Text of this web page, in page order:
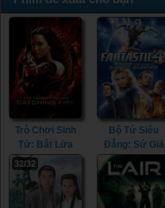
Trò Chơi Sinh
Tử: Bắt Lửa
(2013) - The
Hunger Games:
Catching Fire
(2013)
Bộ Tứ Siêu
Đẳng: Sứ Giả
Bạc (2007) -
Fantastic Four:
Rise of the
Silver Surfer
32/32